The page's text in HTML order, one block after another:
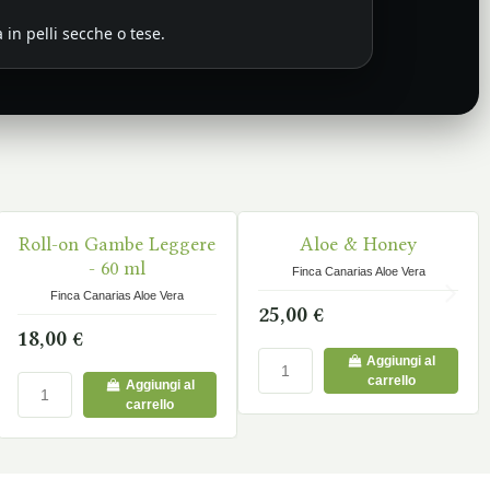
pelli secche o tese.
DISPONIBILE
Roll-on Gambe Leggere
- 60 ml
Finca Canarias Aloe Vera
18,00 €
Aggiungi al
carrello
DISPONIBILEAloe & Honey
Finca Canarias Aloe Vera
25,00 €
Aggiungi al
carrello